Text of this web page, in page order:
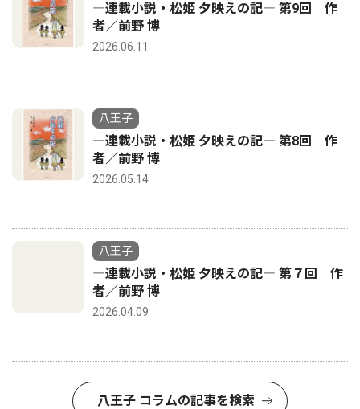
―連載小説・松姫 夕映えの記― 第9回 作
者／前野 博
2026.06.11
八王子
―連載小説・松姫 夕映えの記― 第8回 作
者／前野 博
2026.05.14
八王子
―連載小説・松姫 夕映えの記― 第７回 作
者／前野 博
2026.04.09
八王子 コラムの記事を検索